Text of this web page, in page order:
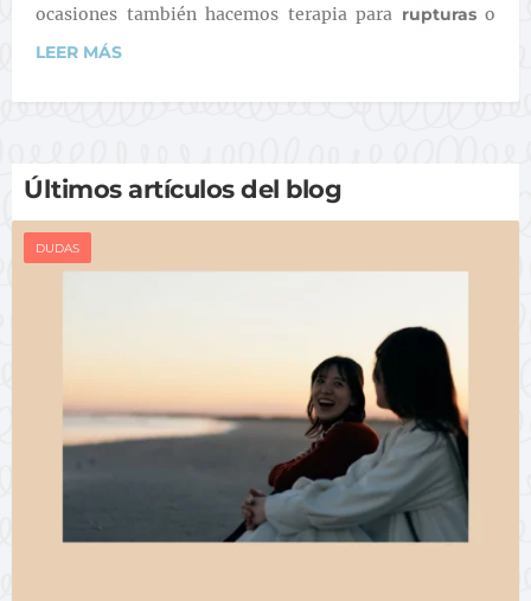
ocasiones también hacemos terapia para rupturaso
LEER MÁS
Últimos artículos del blog
DUDAS